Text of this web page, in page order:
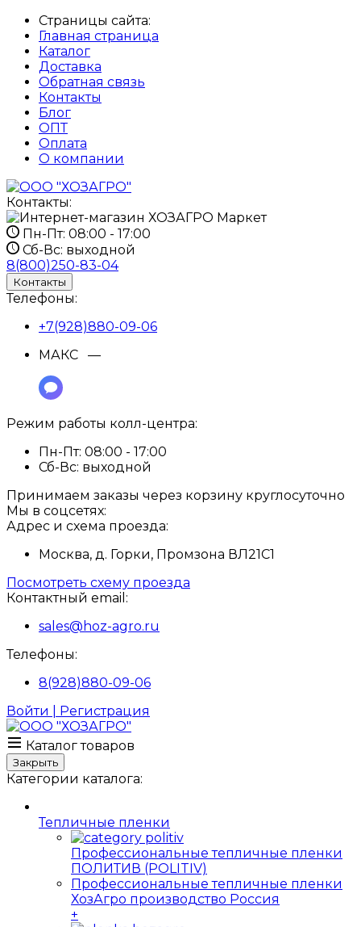
Страницы сайта:
Главная страница
Каталог
Доставка
Обратная связь
Контакты
Блог
ОПТ
Оплата
О компании
Контакты:
Пн-Пт: 08:00 - 17:00
Сб-Вс: выходной
8(800)250-83-04
Контакты
Телефоны:
+7(928)880-09-06
МАКС —
Режим работы колл-центра:
Пн-Пт: 08:00 - 17:00
Сб-Вс: выходной
Принимаем заказы через корзину круглосуточно
Мы в соцсетях:
Адрес и схема проезда:
Москва, д. Горки, Промзона ВЛ21С1
Посмотреть схему проезда
Контактный email:
sales@hoz-agro.ru
Телефоны:
8(928)880-09-06
Войти | Регистрация
Каталог товаров
Закрыть
Категории каталога:
Тепличные пленки
Профессиональные тепличные пленки
ПОЛИТИВ (POLITIV)
Профессиональные тепличные пленки
ХозАгро производство Россия
+